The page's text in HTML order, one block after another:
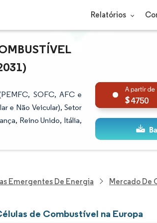
Relatórios
SOFC, AFC e
e Não Veicular), Setor
Reino Unido, Itália,
4750
Emergentes De Energia Mercado De
de Combustível na Europa